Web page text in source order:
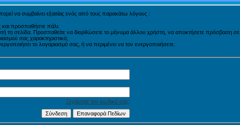
να συμβαίνει εξαιτίας ενός από τους παρακάτω λόγους :
και προσπαθήστε πάλι.
τη σελίδα. Προσπαθείτε να διορθώσετε το μήνυμα άλλου χρήστη, να αποκτήσετε πρόσβαση σε
σας χαρακτηριστικά;
το λογαριασμό σας, ή να περιμένει να τον ενεργοποιήσετε.
Ξεχάσατε τον κωδικό σας;